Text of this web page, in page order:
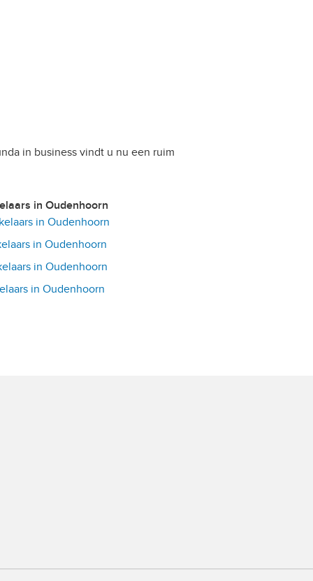
in business vindt u nu een ruim
in Oudenhoorn
in Oudenhoorn
in Oudenhoorn
in Oudenhoorn
in Oudenhoorn